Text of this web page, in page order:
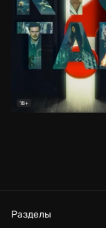
18+
Разделы